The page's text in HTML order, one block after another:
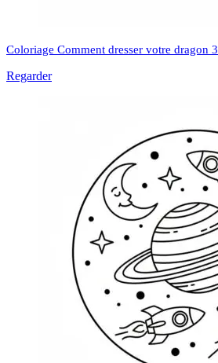
Coloriage Comment dresser votre dragon 3
Regarder